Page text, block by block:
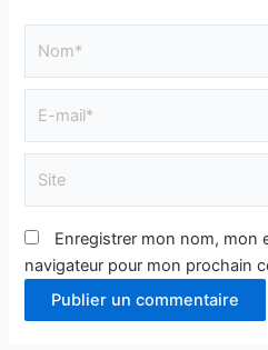
mail*
Enregistrer mon nom, mon
navigateur pour mon prochain